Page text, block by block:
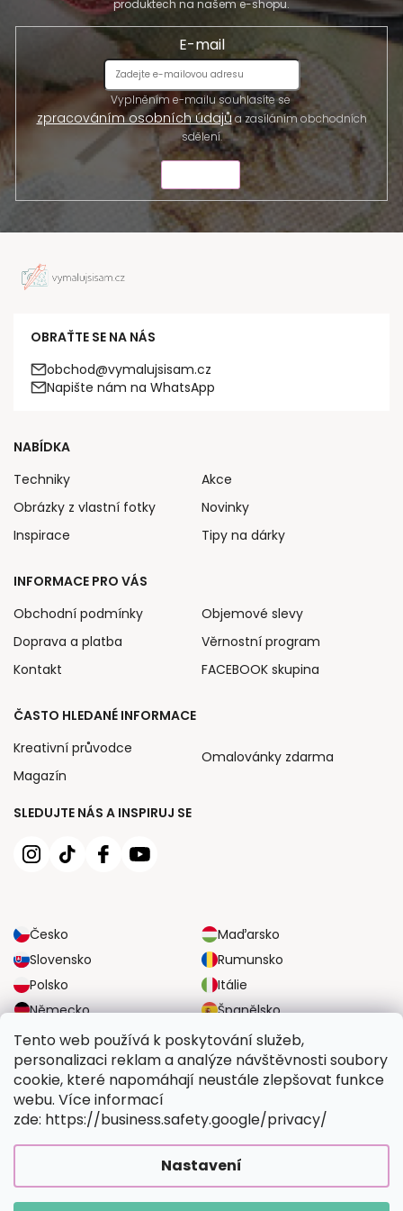
Tento web používá k poskytování služeb,
personalizaci reklam a analýze návštěvnosti soubory
cookie, které napomáhají neustále zlepšovat funkce
webu. Více informací
zde: https://business.safety.google/privacy/
Nastavení
produktech na našem e-shopu.
E-mail
Vyplněním e-mailu souhlasíte se
zpracováním osobních údajůa zasíláním obchodních
sdělení.
OBRAŤTE SE NA NÁS
obchod@vymalujsisam.cz
Napište nám na WhatsApp
SLEDUJTE NÁS A INSPIRUJ SE
Česko
Maďarsko
Slovensko
Rumunsko
Polsko
Itálie
Německo
Španělsko
Velká Británie
Rakousko
NABÍDKA
Techniky
Obrázky z vlastní fotky
Inspirace
Akce
Novinky
Tipy na dárky
INFORMACE PRO VÁS
Obchodní podmínky
Doprava a platba
Kontakt
Objemové slevy
Věrnostní program
FACEBOOK skupina
ČASTO HLEDANÉ INFORMACE
Kreativní průvodce
Magazín
Omalovánky zdarma
SPOLEHLIVÉ MOŽNOSTI DOPRAVY
BEZPEČNÉ MOŽNOSTI PLATBY